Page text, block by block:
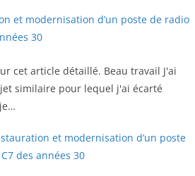
et modernisation d’un poste de radio
30
cet article détaillé. Beau travail J'ai
similaire pour lequel j'ai écarté
et modernisation d’un poste
des années 30